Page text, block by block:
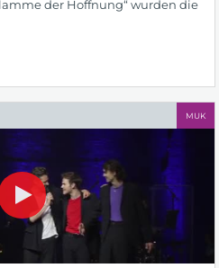
der Hoffnung“ wurden die
MUK